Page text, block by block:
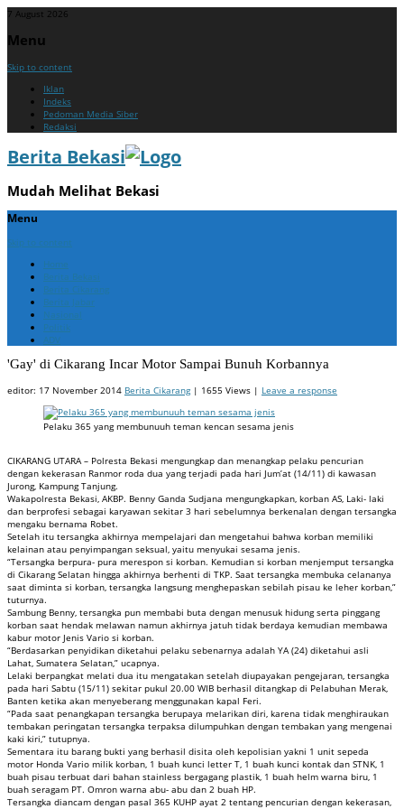
7 August 2026
Menu
Skip to content
Iklan
Indeks
Pedoman Media Siber
Redaksi
Berita Bekasi
Mudah Melihat Bekasi
Menu
Skip to content
Home
Berita Bekasi
Berita Cikarang
Berita Jabar
Nasional
Politik
ADV
'Gay' di Cikarang Incar Motor Sampai Bunuh Korbannya
editor: 17 November 2014 Berita Cikarang| 1655 Views | Leave a response
Pelaku 365 yang membunuuh teman kencan sesama jenis
CIKARANG UTARA – Polresta Bekasi mengungkap dan menangkap pelaku pencurian
dengan kekerasan Ranmor roda dua yang terjadi pada hari Jum’at (14/11) di kawasan
Jurong, Kampung Tanjung.
Wakapolresta Bekasi, AKBP. Benny Ganda Sudjana mengungkapkan, korban AS, Laki- laki
dan berprofesi sebagai karyawan sekitar 3 hari sebelumnya berkenalan dengan tersangka
mengaku bernama Robet.
Setelah itu tersangka akhirnya mempelajari dan mengetahui bahwa korban memiliki
kelainan atau penyimpangan seksual, yaitu menyukai sesama jenis.
“Tersangka berpura- pura merespon si korban. Kemudian si korban menjemput tersangka
di Cikarang Selatan hingga akhirnya berhenti di TKP. Saat tersangka membuka celananya
saat diminta si korban, tersangka langsung menghepaskan sebilah pisau ke leher korban,”
tuturnya.
Sambung Benny, tersangka pun membabi buta dengan menusuk hidung serta pinggang
korban saat hendak melawan namun akhirnya jatuh tidak berdaya kemudian membawa
kabur motor Jenis Vario si korban.
“Berdasarkan penyidikan diketahui pelaku sebenarnya adalah YA (24) diketahui asli
Lahat, Sumatera Selatan,” ucapnya.
Lelaki berpangkat melati dua itu mengatakan setelah diupayakan pengejaran, tersangka
pada hari Sabtu (15/11) sekitar pukul 20.00 WIB berhasil ditangkap di Pelabuhan Merak,
Banten ketika akan menyeberang menggunakan kapal Feri.
“Pada saat penangkapan tersangka berupaya melarikan diri, karena tidak menghiraukan
tembakan peringatan tersangka terpaksa dilumpuhkan dengan tembakan yang mengenai
kaki kiri,” tutupnya.
Sementara itu barang bukti yang berhasil disita oleh kepolisian yakni 1 unit sepeda
motor Honda Vario milik korban, 1 buah kunci letter T, 1 buah kunci kontak dan STNK, 1
buah pisau terbuat dari bahan stainless bergagang plastik, 1 buah helm warna biru, 1
buah seragam PT. Omron warna abu- abu dan 2 buah HP.
Tersangka diancam dengan pasal 365 KUHP ayat 2 tentang pencurian dengan kekerasan,